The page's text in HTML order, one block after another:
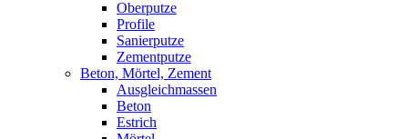
Oberputze
Profile
Sanierputze
Zementputze
Beton, Mörtel, Zement
Ausgleichmassen
Beton
Estrich